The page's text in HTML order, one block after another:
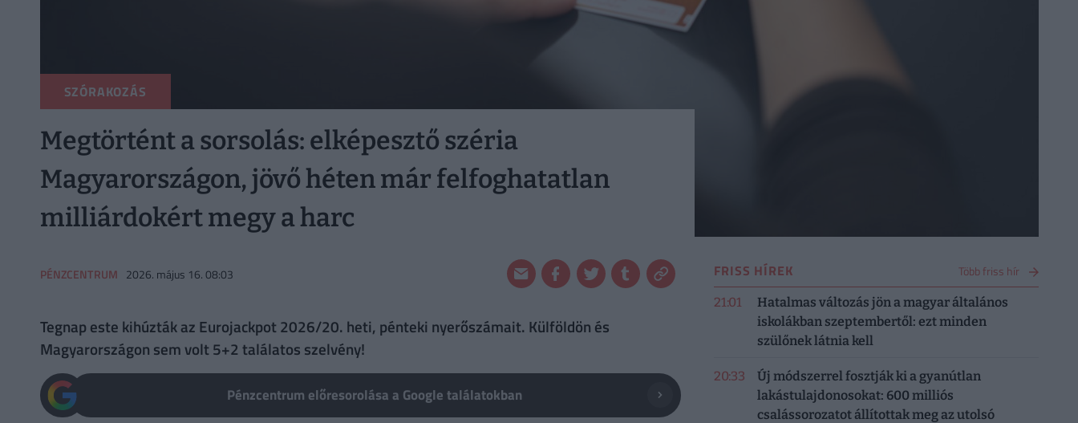
SZÓRAKOZÁS
Megtörtént a sorsolás: elképesztő széria
Magyarországon, jövő héten már felfoghatatlan
milliárdokért megy a harc
PÉNZCENTRUM 2026. május 16. 08:03
Tegnap este kihúzták az Eurojackpot 2026/20. heti, pénteki nyerőszámait. Külföldön és
Magyarországon sem volt 5+2 találatos szelvény!
Pénzcentrum előresorolása a Google találatokban
FRISS HÍREK Több friss hír
21:01
Hatalmas változás jön a magyar általános
iskolákban szeptembertől: ezt minden
szülőnek látnia kell
20:33
Új módszerrel fosztják ki a gyanútlan
lakástulajdonosokat: 600 milliós
csalássorozatot állítottak meg az utolsó